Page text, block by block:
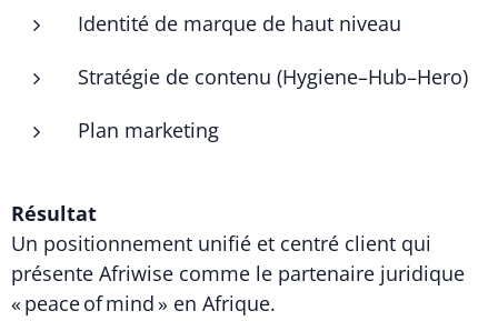
Identité de marque de haut niveau
Stratégie de contenu (Hygiene–Hub–Hero)
Plan marketing
Résultat
Un positionnement unifié et centré client qui
présente Afriwise comme le partenaire juridique
« peace of mind » en Afrique.